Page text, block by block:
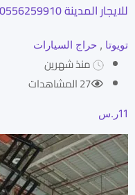
للايجار المدينة 0556259910
تويوتا , حراج السيارات
منذ شهرين
27 المشاهدات
11ر.س